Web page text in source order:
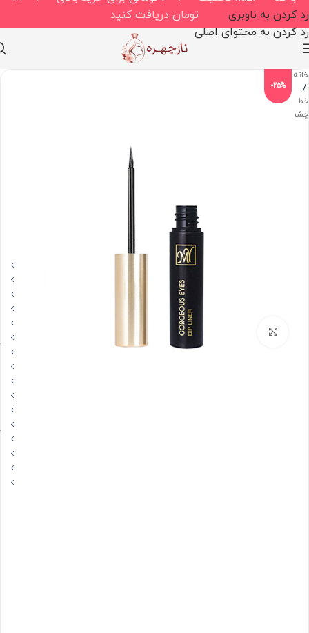
رد کردن به ناوبری
رد کردن به محتوای اصلی
تومان دریافت کنید
خانه
/
خط
چشم
-25%
بزرگنمایی تصویر